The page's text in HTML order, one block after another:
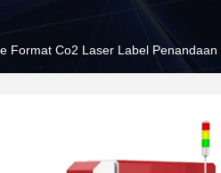
Format Co2 Laser Label